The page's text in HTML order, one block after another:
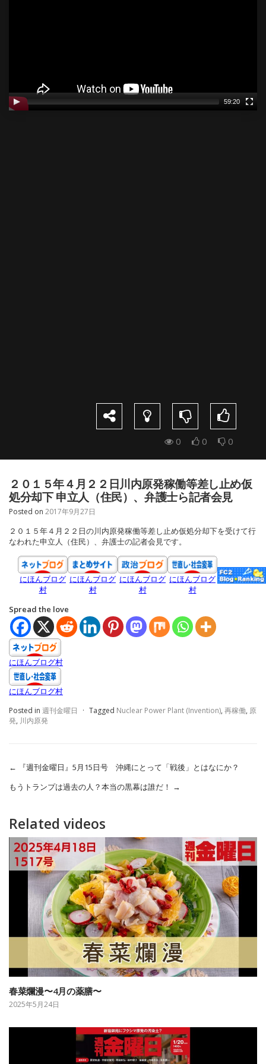
59:20
0 0 0
２０１５年４月２２日川内原発稼働等差し止め仮
処分却下 申立人（住民）、弁護士ら記者会見
Posted on 2017年9月27日
２０１５年４月２２日の川内原発稼働等差し止め仮処分却下を受けて行
なわれた申立人（住民）、弁護士の記者会見です。
にほんブログ
村
にほんブログ
村
にほんブログ
村
にほんブログ
村
Spread the love
にほんブログ村
にほんブログ村
Posted in 週刊金曜日 · Tagged Nuclear Power Plant (Invention), 再稼働, 原
発, 川内原発
←
『週刊金曜日』5月15日号 沖縄にとって「戦後」とはなにか？
もうトランプは過去の人？本当の黒幕は誰だ！ →
Related videos
春菜爛漫〜4月の薬膳〜
2025年5月24日